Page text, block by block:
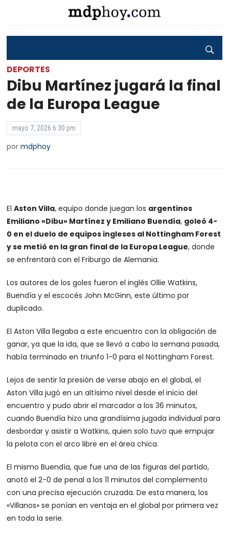
DEPORTES
Dibu Martínez jugará la final
de la Europa League
mayo 7, 2026 6:30 pm
pormdphoy
ElAston Villa, equipo donde juegan los argentinos
Emiliano «Dibu» Martínez y Emiliano Buendía, goleó 4-
0 en el duelo de equipos ingleses al Nottingham Forest
y se metió en la gran final de la Europa League, donde
se enfrentará con el Friburgo de Alemania.
Los autores de los goles fueron el inglés Ollie Watkins,
Buendía y el escocés John McGinn, este último por
duplicado.
El Aston Villa llegaba a este encuentro con la obligación de
ganar, ya que la ida, que se llevó a cabo la semana pasada,
había terminado en triunfo 1-0 para el Nottingham Forest.
Lejos de sentir la presión de verse abajo en el global, el
Aston Villa jugó en un altísimo nivel desde el inicio del
encuentro y pudo abrir el marcador a los 36 minutos,
cuando Buendía hizo una grandísima jugada individual para
desbordar y asistir a Watkins, quien solo tuvo que empujar
la pelota con el arco libre en el área chica.
El mismo Buendía, que fue una de las figuras del partido,
anotó el 2-0 de penal a los 11 minutos del complemento
con una precisa ejecución cruzada. De esta manera, los
«Villanos» se ponían en ventaja en el global por primera vez
en toda la serie.